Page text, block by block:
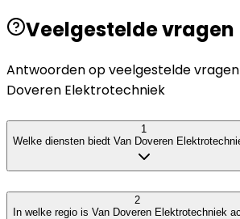
Veelgestelde vragen
Antwoorden op veelgestelde
Doveren Elektrotechniek
1
Welke diensten biedt Van Doveren
2
In welke regio is Van Doveren Elektrotechniek